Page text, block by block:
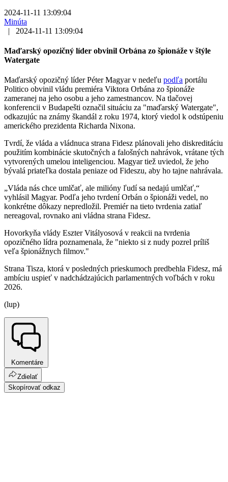
2024-11-11 13:09:04
Minúta
|
2024-11-11 13:09:04
Maďarský opozičný líder obvinil Orbána zo špionáže v štýle
Watergate
Maďarský opozičný líder Péter Magyar v nedeľu podľa portálu
Politico obvinil vládu premiéra Viktora Orbána zo špionáže
zameranej na jeho osobu a jeho zamestnancov. Na tlačovej
konferencii v Budapešti označil situáciu za "maďarský Watergate",
odkazujúc na známy škandál z roku 1974, ktorý viedol k odstúpeniu
amerického prezidenta Richarda Nixona.
Tvrdí, že vláda a vládnuca strana Fidesz plánovali jeho diskreditáciu
použitím kombinácie skutočných a falošných nahrávok, vrátane tých
vytvorených umelou inteligenciou. Magyar tiež uviedol, že jeho
bývalá priateľka dostala peniaze od Fideszu, aby ho tajne nahrávala.
„Vláda nás chce umlčať, ale milióny ľudí sa nedajú umlčať,“
vyhlásil Magyar. Podľa jeho tvrdení Orbán o špionáži vedel, no
konkrétne dôkazy nepredložil. Premiér na tieto tvrdenia zatiaľ
nereagoval, rovnako ani vládna strana Fidesz.
Hovorkyňa vlády Eszter Vitályosová v reakcii na tvrdenia
opozičného lídra poznamenala, že "niekto si z nudy pozrel príliš
veľa špionážnych filmov."
Strana Tisza, ktorá v posledných prieskumoch predbehla Fidesz, má
ambíciu uspieť v nadchádzajúcich parlamentných voľbách v roku
2026.
(lup)
Komentáre
Zdielať
Skopírovať odkaz